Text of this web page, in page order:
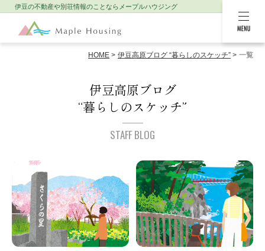
MENU
伊豆の不動産や別荘情報のことなら メープルハウジング
HOME 伊豆高原ブログ “暮らしのスケッチ” 一覧
伊豆高原ブログ
“暮らしのスケッチ”
STAFF BLOG